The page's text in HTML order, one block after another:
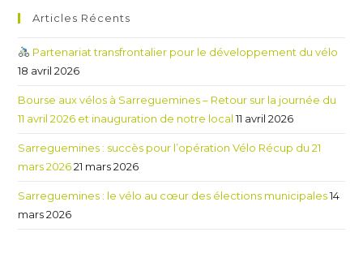
Articles Récents
Partenariat transfrontalier pour le développement du vélo
18 avril 2026
Bourse aux vélos à Sarreguemines – Retour sur la journée du
11 avril 2026 et inauguration de notre local 11 avril 2026
Sarreguemines : succès pour l’opération Vélo Récup du 21
mars 2026 21 mars 2026
Sarreguemines : le vélo au cœur des élections municipales 14
mars 2026